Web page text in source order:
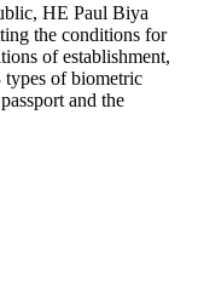
HE Paul Biya
the conditions for
of establishment,
types of biometric
and the